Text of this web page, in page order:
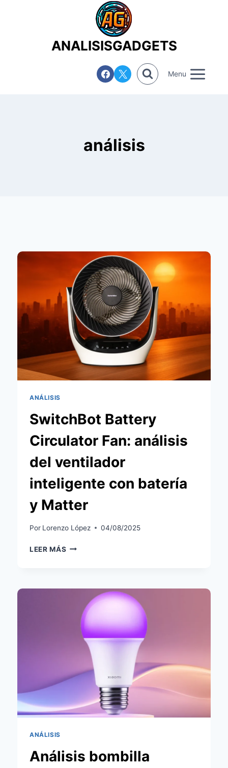
ANALISISGADGETS
Menu
análisis
ANÁLISIS
SwitchBot Battery
Circulator Fan: análisis
del ventilador
inteligente con batería
y Matter
Por Lorenzo López 04/08/2025
LEER MÁS SWITCHBOT
ANÁLISIS
VENTILADOR
INTELIGENTE
CON
BATERÍA
MATTER
ANÁLISIS
Análisis bombilla